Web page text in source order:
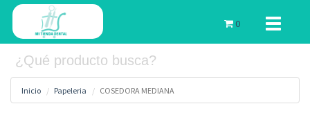
Toggle
0
Inicio Papeleria COSEDORA MEDIANA